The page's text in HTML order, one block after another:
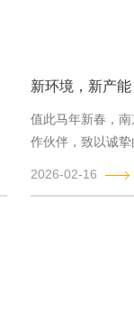
值此马年新春，
作伙伴，致以诚
2026-02-16